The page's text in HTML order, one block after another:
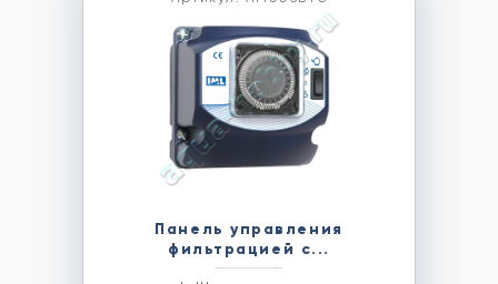
Панель управления
фильтрацией с...